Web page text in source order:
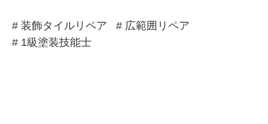
# 装飾タイルリペア
# 広範囲リペア
# 1級塗装技能士